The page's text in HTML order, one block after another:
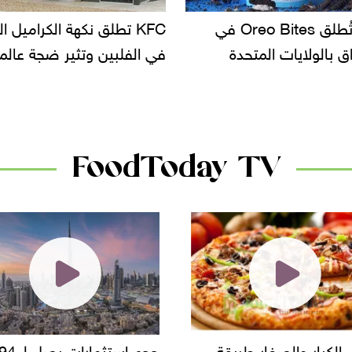
KFC تطلق نكهة الكراميل المملح
وتثير ضجة عالمية
دعوات للتحقيق في أسباب
سحب بعض ألبان
FoodToday TV